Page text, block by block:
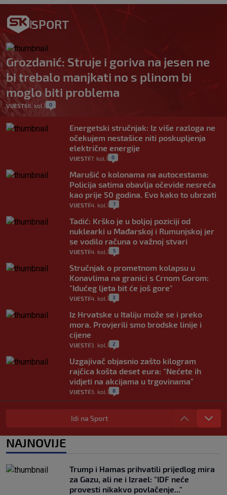
SPORT
Grozdanić: Struje i goriva na jesen ne
bi trebalo manjkati no s plinom bi
moglo biti problema
VIJESTI 8. kol. 0
Energetski stručnjak: Iz više razloga ne
očekujem nestašice niti poskupljenja
električne energije
VIJESTI 7. kol. 0
Marušić o kolonama na autocestama:
Policija satima obavlja očevide nesreća
kao prije 50 godina. Evo kako to ubrzati
VIJESTI 4. kol. 7
Tadić: Krško je u boljoj poziciji od
nuklearki u Mađarskoj i Rumunjskoj jer
se vodilo računa o važnoj stvari
VIJESTI 4. kol. 5
Stručnjak o prometnom kolapsu u
Konavlima na granici s Crnom Gorom:
"Idućeg ljeta bit će još gore"
VIJESTI 4. kol. 3
Iz Hrvatske u Italiju može se i preko
mora. Provjerili smo brodske linije i
cijene
VIJESTI 3. kol. 2
Uzgajivač objasnio zašto kilogram
rajčica košta deset eura: "Nećete ih
vidjeti na akcijama u trgovinama"
VIJESTI 3. kol. 8
Selidba je jedno od stresnijih iskustava.
Evo aktualnih cijena i nekoliko savjeta
0
automobilom na Hvar iz Zagreba, a
koliko iz Osijeka
2. kol. 14
Idi na Sport
NAJNOVIJE
Trump i Hamas prihvatili prijedlog mira
za Gazu, ali ne i Izrael: "IDF neće
provesti nikakvo povlačenje..."